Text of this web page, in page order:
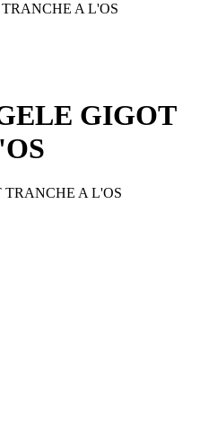
A L'OS
GIGOT